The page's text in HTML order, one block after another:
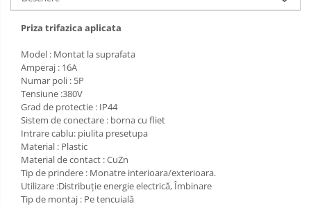
Priza trifazica aplicata
Model : Montat la suprafata
Amperaj : 16A
Numar poli : 5P
Tensiune :380V
Grad de protectie : IP44
Sistem de conectare : borna cu fliet
Intrare cablu: piulita presetupa
Material : Plastic
Material de contact : CuZn
Tip de prindere : Monatre interioara/exterioara.
Utilizare :Distribuție energie electrică, Îmbinare
Tip de montaj : Pe tencuială